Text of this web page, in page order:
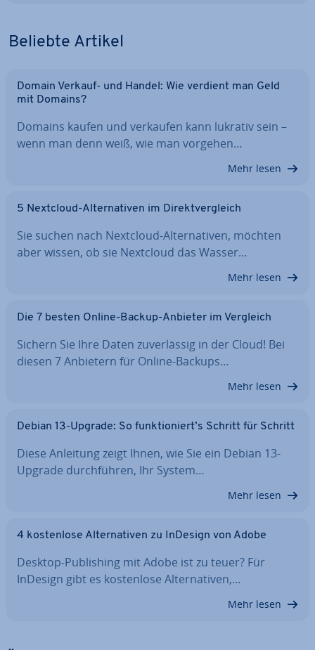
Beliebte Artikel
Domain Verkauf- und Handel: Wie verdient man Geld
mit Domains?
Domains kaufen und verkaufen kann lukrativ sein –
wenn man denn weiß, wie man vorgehen…
Mehr lesen
5 Nextcloud-Al­ter­na­ti­ven im Di­rekt­ver­gleich
Sie suchen nach Nextcloud-Al­ter­na­ti­ven, möchten
aber wissen, ob sie Nextcloud das Wasser…
Mehr lesen
Die 7 besten Online-Backup-Anbieter im Vergleich
Sichern Sie Ihre Daten zu­ver­läs­sig in der Cloud! Bei
diesen 7 Anbietern für Online-Backups…
Mehr lesen
Debian 13-Upgrade: So funk­tio­niert’s Schritt für Schritt
Diese Anleitung zeigt Ihnen, wie Sie ein Debian 13-
Upgrade durch­füh­ren, Ihr System…
Mehr lesen
4 kos­ten­lo­se Al­ter­na­ti­ven zu InDesign von Adobe
Desktop-Pu­bli­shing mit Adobe ist zu teuer? Für
InDesign gibt es kos­ten­lo­se Al­ter­na­ti­ven,…
Mehr lesen